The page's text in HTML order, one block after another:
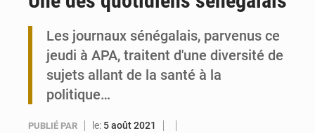
Victoire Dogbé prône l’engagement politique des femmes à Kigali
Les journaux sénégalais, parvenus ce
jeudi à APA, traitent d'une diversité de
sujets allant de la santé à la
politique…
PUBLIÉ PAR le: 5 août 2021